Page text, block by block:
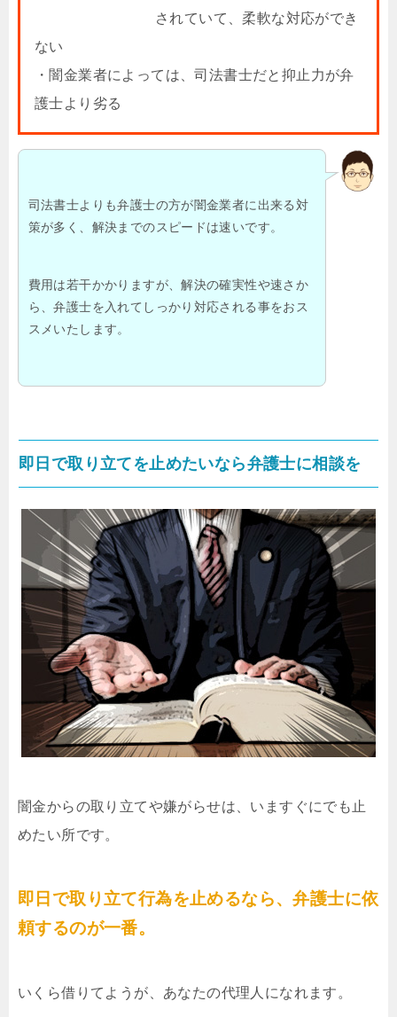
されていて、柔軟な対応ができ
ない
・闇金業者によっては、司法書士だと抑止力が弁
護士より劣る
司法書士よりも弁護士の方が闇金業者に出来る対
策が多く、解決までのスピードは速いです。
費用は若干かかりますが、解決の確実性や速さか
ら、弁護士を入れてしっかり対応される事をおス
スメいたします。
即日で取り立てを止めたいなら弁護士に相談を
闇金からの取り立てや嫌がらせは、いますぐにでも止
めたい所です。
即日で取り立て行為を止めるなら、弁護士に依
頼するのが一番。
いくら借りてようが、あなたの代理人になれます。